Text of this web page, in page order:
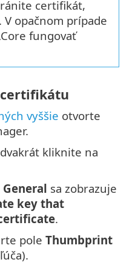
certifikát,
opačnom prípade
fungovať
vyššie otvorte
dvakrát kliknite na
General sa zobrazuje
key that
.
pole Thumbprint